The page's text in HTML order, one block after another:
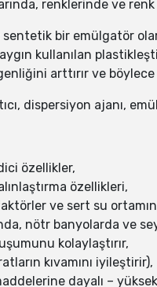
renklerinde ve renk
bir emülgatör
kullanılan
arttırır ve
dispersiyon ajanı,
özellikler,
özellikleri,
ve sert su
nötr banyolarda ve
kolaylaştırır,
kıvamını iyileştirir),
dayalı –